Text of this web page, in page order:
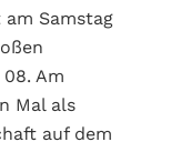
Samstag
Am
Mal als
auf dem